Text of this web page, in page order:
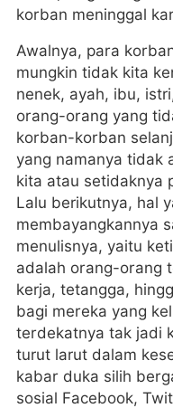
korban meninggal
Awalnya, para
mungkin tidak kita
nenek, ayah, ibu,
orang-orang yang
korban-korban
yang namanya tidak
kita atau setidaknya
Lalu berikutnya, hal
membayangkannya
menulisnya, yaitu
adalah orang-orang
kerja, tetangga,
bagi mereka yang
terdekatnya tak jadi
turut larut dalam
kabar duka silih
sosial Facebook,